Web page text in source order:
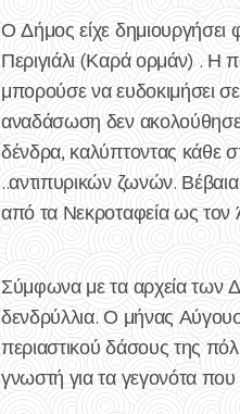
Ο Δήμος είχε
Περιγιάλι (Καρά ορμάν) . Η
μπορούσε να ευδοκιμήσει
αναδάσωση δεν ακολούθησε
δένδρα, καλύπτοντας κάθε
..αντιπυρικών ζωνών.
από τα Νεκροταφεία ως τον
Σύμφωνα με τα αρχεία των
δενδρύλλια. Ο μήνας
περιαστικού δάσους της
γνωστή για τα γεγονότα